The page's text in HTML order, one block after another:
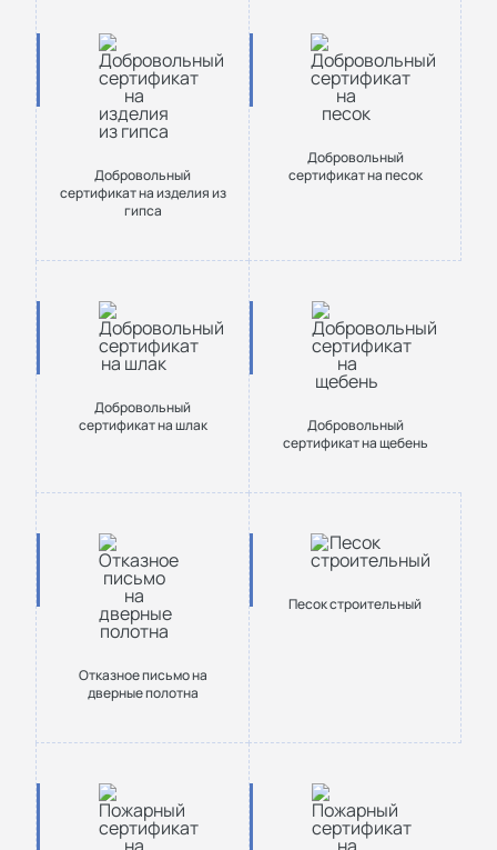
Добровольный
сертификат на изделия из
гипса
Добровольный
сертификат на песок
Добровольный
сертификат на шлак
Добровольный
сертификат на щебень
Отказное письмо на
дверные полотна
Песок строительный